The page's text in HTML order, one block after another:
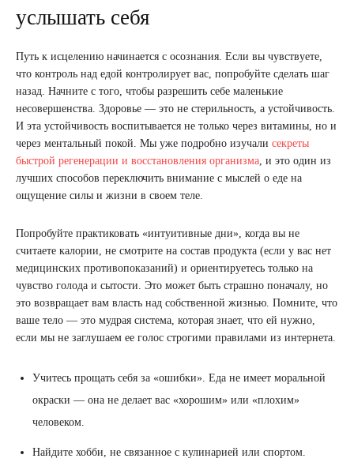
услышать себя
Путь к исцелению начинается с осознания. Если вы чувствуете,
что контроль над едой контролирует вас, попробуйте сделать шаг
назад. Начните с того, чтобы разрешить себе маленькие
несовершенства. Здоровье — это не стерильность, а устойчивость.
И эта устойчивость воспитывается не только через витамины, но и
через ментальный покой. Мы уже подробно изучали секреты
быстрой регенерации и восстановления организма , и это один из
лучших способов переключить внимание с мыслей о еде на
ощущение силы и жизни в своем теле.
Попробуйте практиковать «интуитивные дни», когда вы не
считаете калории, не смотрите на состав продукта (если у вас нет
медицинских противопоказаний) и ориентируетесь только на
чувство голода и сытости. Это может быть страшно поначалу, но
это возвращает вам власть над собственной жизнью. Помните, что
ваше тело — это мудрая система, которая знает, что ей нужно,
если мы не заглушаем ее голос строгими правилами из интернета.
Учитесь прощать себя за «ошибки». Еда не имеет моральной
окраски — она не делает вас «хорошим» или «плохим»
человеком.
Найдите хобби, не связанное с кулинарией или спортом.